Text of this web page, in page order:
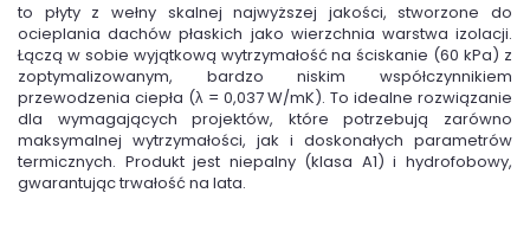
to płyty z wełny skalnej najwyższej jakości, stworzone do
ocieplania dachów płaskich jako wierzchnia warstwa izolacji.
Łączą w sobie wyjątkową wytrzymałość na ściskanie (60 kPa) z
zoptymalizowanym, bardzo niskim współczynnikiem
przewodzenia ciepła (λ= 0,037 W/mK). To idealne rozwiązanie
dla wymagających projektów, które potrzebują zarówno
maksymalnej wytrzymałości, jak i doskonałych parametrów
termicznych. Produkt jest niepalny (klasa A1) i hydrofobowy,
gwarantując trwałość na lata.